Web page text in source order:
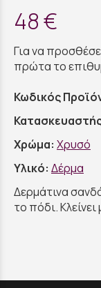
48 €
Για να
πρώτα το
Κωδικός
Χρώμα: Χρυσό
Υλικό: Δέρμα
Δερμάτινα
το πόδι.